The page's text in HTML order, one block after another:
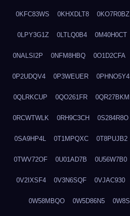
0KFC83WS 0KHXDLT8 0KO7R0BZ
0LPY3G1Z 0LTLQ0B4 0M40H0CT
0NALSI2P 0NFM8HBQ 0O1D2CFA
0P2UDQV4 0P3WEUER 0PHNO5Y4
0QLRKCUP 0QO261FR 0QR27BKM
0RCWTWLK 0RH9C3CH 0S284R8O
0SA9HP4L 0T1MPQXC 0T8PUJB2
0TWV72OF 0U01AD7B 0U56W7B0
0V2IXSF4 0V3N6SQF 0VJAC930
0W58MBQO 0W5D86N5